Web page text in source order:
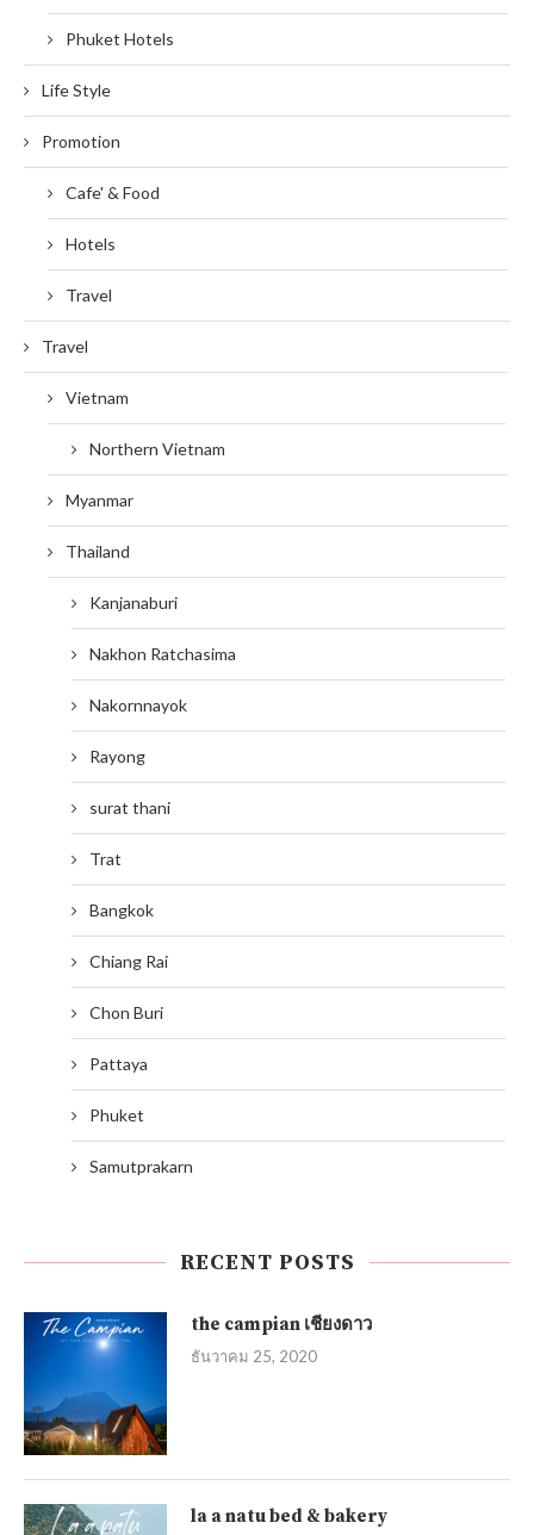
Phuket Hotels
Life Style
Promotion
Cafe' & Food
Hotels
Travel
Travel
Vietnam
Northern Vietnam
Myanmar
Thailand
Kanjanaburi
Nakhon Ratchasima
Nakornnayok
Rayong
surat thani
Trat
Bangkok
Chiang Rai
Chon Buri
Pattaya
Phuket
Samutprakarn
RECENT POSTS
the campian เชียงดาว
ธันวาคม 25, 2020
la a natu bed & bakery